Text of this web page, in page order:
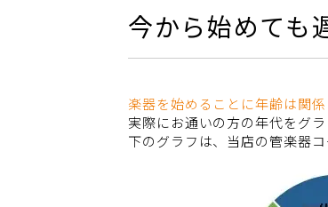
今から始めても
楽器を始めることに年齢は関係
実際にお通いの方の年代をグラ
下のグラフは、当店の管楽器